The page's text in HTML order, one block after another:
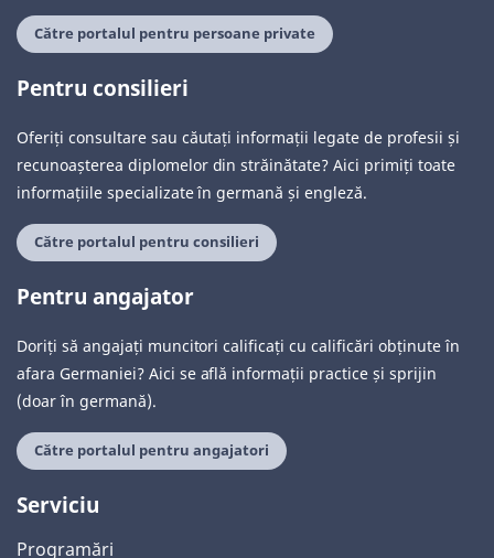
Către portalul pentru persoane private
Pentru consilieri
Oferiți consultare sau căutați informații legate de profesii și
recunoașterea diplomelor din străinătate? Aici primiți toate
informațiile specializate în germană și engleză.
Către portalul pentru consilieri
Pentru angajator
Doriți să angajați muncitori calificați cu calificări obținute în
afara Germaniei? Aici se află informații practice și sprijin
(doar în germană).
Către portalul pentru angajatori
Serviciu
Programări